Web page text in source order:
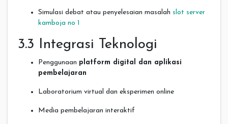
Simulasi debat atau penyelesaian masalah slot server
kamboja no 1
3.3 Integrasi Teknologi
Penggunaan platform digital dan aplikasi
pembelajaran
Laboratorium virtual dan eksperimen online
Media pembelajaran interaktif